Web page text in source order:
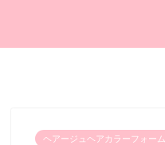
ヘアージュヘアカラーフォーム